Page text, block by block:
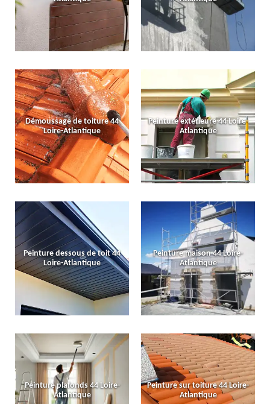
Démoussage de toiture 44
Loire-Atlantique
Peinture extérieure 44 Loire-
Atlantique
Peinture dessous de toit 44
Loire-Atlantique
Peinture maison 44 Loire-
Atlantique
Peinture plafonds 44 Loire-
Atlantique
Peinture sur toiture 44 Loire-
Atlantique